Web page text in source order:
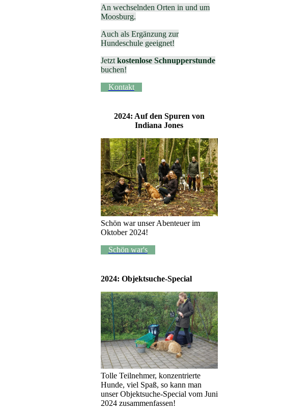
An wechselnden Orten in und um
Moosburg.
Auch als Ergänzung zur
Hundeschule geeignet!
Jetzt kostenlose Schnupperstunde
buchen!
Kontakt
2024: Auf den Spuren von
Indiana Jones
Schön war unser Abenteuer im
Oktober 2024!
Schön war's
2024: Objektsuche-Special
Tolle Teilnehmer, konzentrierte
Hunde, viel Spaß, so kann man
unser Objektsuche-Special vom Juni
2024 zusammenfassen!